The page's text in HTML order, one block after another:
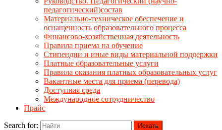
педагогический)состав
Материально-техническое обеспечение и
оснащенность образовательного процесса
Финансово-хозяйственная деятельность
Правила приема на обучение
Стипендии и иные виды материальной поддержки
Платные образовательные услуги
Правила оказания платных образовательных услуг
Вакантные места для приема (перевода)
Доступная среда
Международное сотрудничество
Прайс
Search for: